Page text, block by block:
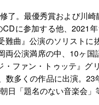
了。最優秀賞および川
に参加する他、2021
曲』公演のソリスト
公演満席の中、10ヶ
ファン・トゥッテ』グ
多くの作品に出演。
日「題名のない音楽会